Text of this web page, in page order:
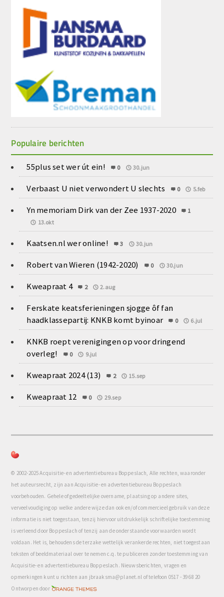
Populaire berichten
55plus set wer út ein! 0 30.jun
Verbaast U niet verwondert U slechts 0 5.feb
Yn memoriam Dirk van der Zee 1937-2020
1
13.okt
Kaatsen.nl wer online! 3 30.jun
Robert van Wieren (1942-2020) 0 30.jun
Kweapraat 4 2 2.aug
Ferskate keatsferieningen sjogge ôf fan
haadklassepartij: KNKB komt byinoar
0 6.jul
KNKB roept verenigingen op voor dringend
overleg!
0 9.jul
Kweapraat 2024 (13) 2 15.sep
Kweapraat 12 0 29.sep
© 2002-2025 Acquisitie- en advertentiebureau Boppeslach, Alle rechten, waaronder
het auteursrecht, zijn aan Acquisitie- en advertentiebureau Boppeslach
voorbehouden. Gehele of gedeeltelijke overname, plaatsing op andere sites,
verveelvoudiging op welke andere wijze dan ook en/of commercieel gebruik van deze
informatie is niet toegestaan, tenzij hiervoor uitdrukkelijk schriftelijke toestemming
is verleend door Boppeslach of tenzij aan de onderstaande voorwaarden wordt
voldaan. Het is, behoudens de terzake wettelijk verankerde rechten, niet toegestaan
teksten of beeldmateriaal over te nemen c.q. te publiceren zonder toestemming van
Acquisitie- en advertentiebureau Boppeslach. Nieuwsberichten, vragen en
opmerkingen kunt u richten aan jbraaksma@planet.nl of telefoon 0517 - 39 68 20
Ontworpen door